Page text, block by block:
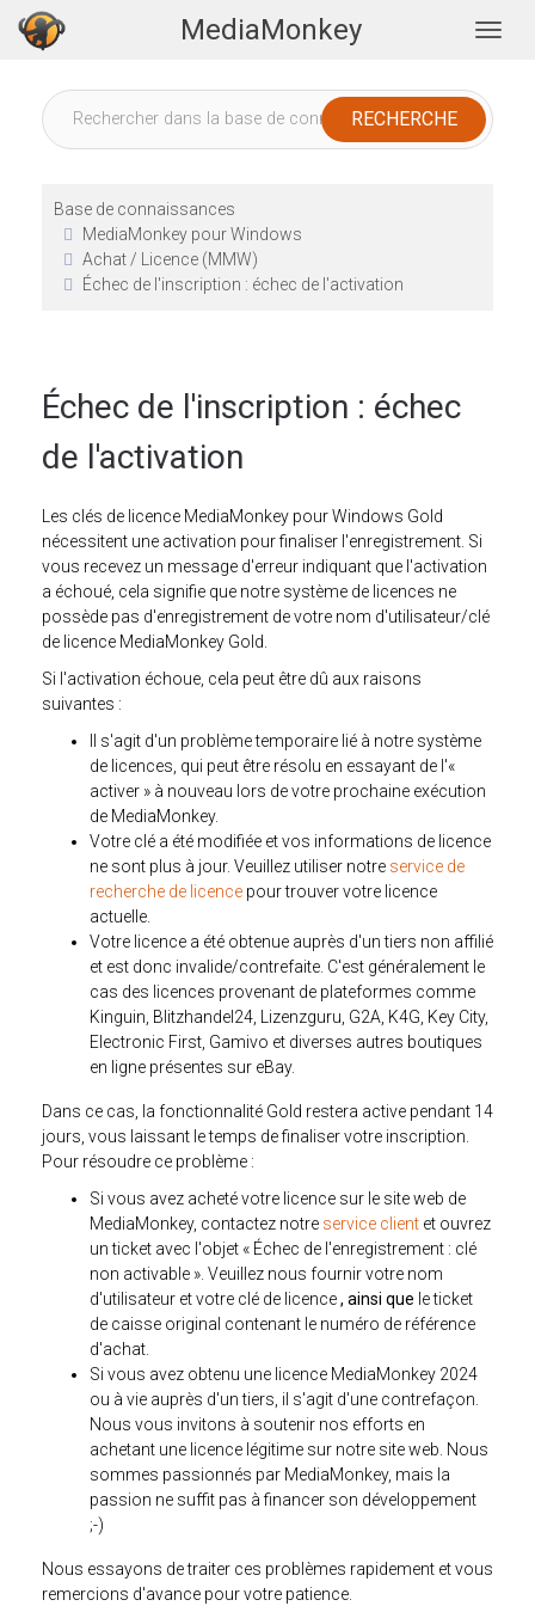
MediaMonkey
Base de connaissances
MediaMonkey pour Windows
Achat / Licence (MMW)
Échec de l'inscription : échec de l'activation
Échec de l'inscription : échec
de l'activation
Les clés de licence MediaMonkey pour Windows Gold
nécessitent une activation pour finaliser l'enregistrement. Si
vous recevez un message d'erreur indiquant que l'activation
a échoué, cela signifie que notre système de licences ne
possède pas d'enregistrement de votre nom d'utilisateur/clé
de licence MediaMonkey Gold.
Si l'activation échoue, cela peut être dû aux raisons
suivantes :
Il s'agit d'un problème temporaire lié à notre système
de licences, qui peut être résolu en essayant de l'«
activer » à nouveau lors de votre prochaine exécution
de MediaMonkey.
Votre clé a été modifiée et vos informations de licence
ne sont plus à jour. Veuillez utiliser notre service de
recherche de licence pour trouver votre licence
actuelle.
Votre licence a été obtenue auprès d'un tiers non affilié
et est donc invalide/contrefaite. C'est généralement le
cas des licences provenant de plateformes comme
Kinguin, Blitzhandel24, Lizenzguru, G2A, K4G, Key City,
Electronic First, Gamivo et diverses autres boutiques
en ligne présentes sur eBay.
Dans ce cas, la fonctionnalité Gold restera active pendant 14
jours, vous laissant le temps de finaliser votre inscription.
Pour résoudre ce problème :
Si vous avez acheté votre licence sur le site web de
MediaMonkey, contactez notre service client et ouvrez
un ticket avec l'objet « Échec de l'enregistrement : clé
non activable ». Veuillez nous fournir votre nom
d'utilisateur et votre clé de licence, ainsi que le ticket
de caisse original contenant le numéro de référence
d'achat.
Si vous avez obtenu une licence MediaMonkey 2024
ou à vie auprès d'un tiers, il s'agit d'une contrefaçon.
Nous vous invitons à soutenir nos efforts en
achetant une licence légitime sur notre site web. Nous
sommes passionnés par MediaMonkey, mais la
passion ne suffit pas à financer son développement
;-)
Nous essayons de traiter ces problèmes rapidement et vous
remercions d'avance pour votre patience.